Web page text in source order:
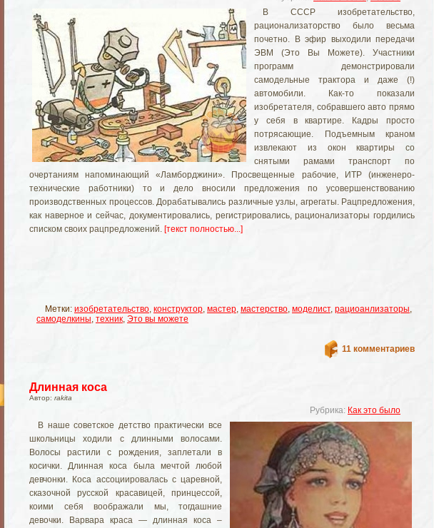
В СССР изобретательство,
рационализаторство было весьма
почетно. В эфир выходили передачи
ЭВМ (Это Вы Можете). Участники
программ демонстрировали
самодельные трактора и даже (!)
автомобили. Как-то показали
изобретателя, собравшего авто прямо
у себя в квартире. Кадры просто
потрясающие. Подъемным краном
извлекают из окон квартиры со
снятыми рамами транспорт по
очертаниям напоминающий «Ламборджини». Просвещенные рабочие, ИТР (инженеро-
технические работники) то и дело вносили предложения по усовершенствованию
производственных процессов. Дорабатывались различные узлы, агрегаты. Рацпредложения,
как наверное и сейчас, документировались, регистрировались, рационализаторы гордились
списком своих рацпредложений. [текст полностью...]
Метки: изобретательство, конструктор, мастер, мастерство, моделист, рациоанлизаторы,
самоделкины, техник, Это вы можете
11 комментариев
Длинная коса
Автор: rakita
Рубрика: Как это было
В наше советское детство практически все
школьницы ходили с длинными волосами.
Волосы растили с рождения, заплетали в
косички. Длинная коса была мечтой любой
девчонки. Коса ассоциировалась с царевной,
сказочной русской красавицей, принцессой,
коими себя воображали мы, тогдашние
девочки. Варвара краса — длинная коса –